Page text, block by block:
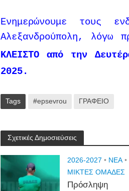
Ενημερώνουμε τους
Αλεξανδρούπολη, λόγω
ΚΛΕΙΣΤΟ από την
2025.
Tags #epsevrou ΓΡΑΦΕΙΟ
Σχετικές Δημοσιεύσεις
2026-2027 • NEA •
ΜΙΚΤΕΣ ΟΜΑΔΕΣ
Πρόσληψη